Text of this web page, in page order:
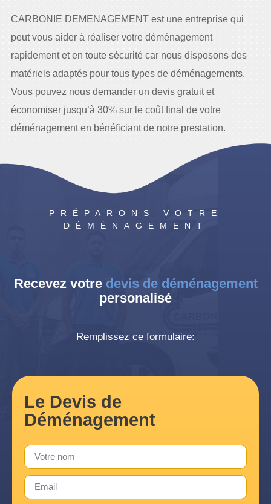
CARBONIE DEMENAGEMENT est une entreprise qui
peut vous aider à réaliser votre déménagement
rapidement et en toute sécurité car nous disposons des
matériels adaptés pour tous types de déménagements.
Vous pouvez nous demander un devis gratuit et
économiser jusqu’à 30% sur le coût final de votre
déménagement en bénéficiant de notre prestation.
PRÉPARONS VOTRE
DÉMÉNAGEMENT
Recevez votre devis de déménagement
personalisé
Remplissez ce formulaire:
Le Devis de
Déménagement